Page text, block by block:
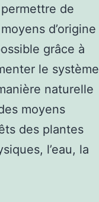
de
d’origine
grâce à
le système
naturelle
moyens
des plantes
l’eau, la